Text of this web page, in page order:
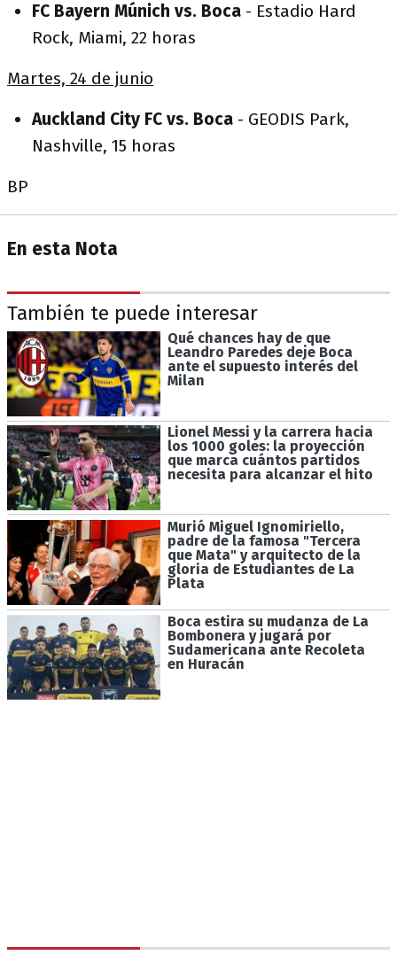
FC Bayern Múnich vs. Boca - Estadio Hard
Rock, Miami, 22 horas
Martes, 24 de junio
Auckland City FC vs. Boca - GEODIS Park,
Nashville, 15 horas
BP
En esta Nota
También te puede interesar
Qué chances hay de que
Leandro Paredes deje Boca
ante el supuesto interés del
Milan
Lionel Messi y la carrera hacia
los 1000 goles: la proyección
que marca cuántos partidos
necesita para alcanzar el hito
Murió Miguel Ignomiriello,
padre de la famosa "Tercera
que Mata" y arquitecto de la
gloria de Estudiantes de La
Plata
Boca estira su mudanza de La
Bombonera y jugará por
Sudamericana ante Recoleta
en Huracán